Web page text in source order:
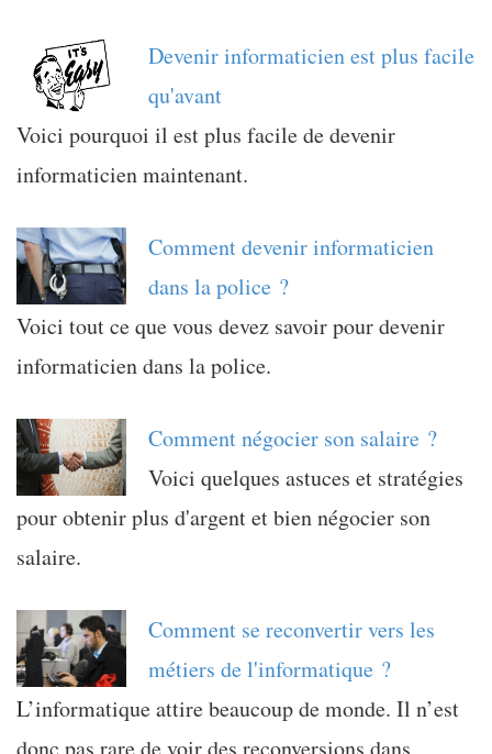
Devenir informaticien est plus facile
qu'avant
Voici pourquoi il est plus facile de devenir
informaticien maintenant.
Comment devenir informaticien
dans la police ?
Voici tout ce que vous devez savoir pour devenir
informaticien dans la police.
Comment négocier son salaire ?
Voici quelques astuces et stratégies
pour obtenir plus d'argent et bien négocier son
salaire.
Comment se reconvertir vers les
métiers de l'informatique ?
L’informatique attire beaucoup de monde. Il n’est